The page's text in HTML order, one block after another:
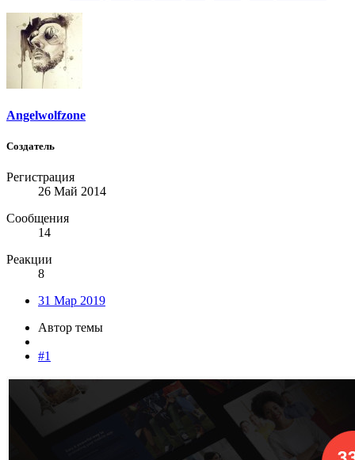
Angelwolfzone
Создатель
Регистрация
26 Май 2014
Сообщения
14
Реакции
8
31 Мар 2019
Автор темы
#1